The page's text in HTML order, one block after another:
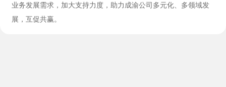
业务发展需求，加大支持力度，助力成渝公司多元化、多领域发
展，互促共赢。